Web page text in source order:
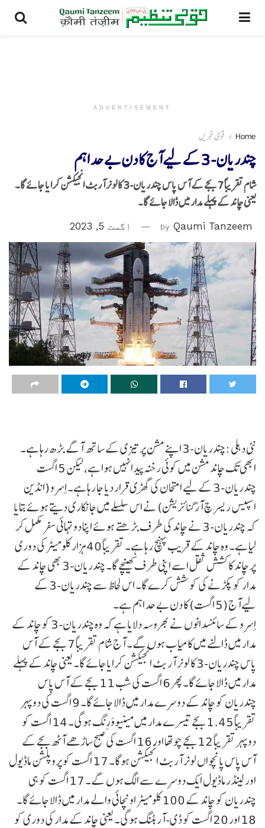
ADVERTISEMENT
Home قومی خبریں
چندریان-3 کے لیےآج کا دن بے حد اہم
شام تقریباً 7 بجے کے آس پاس چندریان-3 کا لونر آربٹ انجیکشن کرایا جائے گا۔
یعنی چاند کے پہلے مدار میں ڈالا جائے گا۔
by Qaumi Tanzeem اگست 5, 2023
نئی دہلی :چندریان-3 اپنے مشن پر تیزی کے ساتھ آگے بڑھ رہا ہے۔
ابھی تک چاند مشن میں کوئی رخنہ پیدا نہیں ہوا ہے، لیکن 5 اگست
چندریان-3 کے لیے امتحان کی گھڑی قرار دیا جا رہا ہے۔ اِسرو (انڈین
اسپیس ریسرچ آرگنائزیشن) نے اس سلسلے میں جانکاری دیتے ہوئے بتایا
کہ چندریان-3 نے چاند کی طرف بڑھتے ہوئے اپنا دو تہائی سفر مکمل کر
لیا ہے۔ وہ چاند کے قریب پہنچ رہا ہے۔ تقریباً 40 ہزار کلومیٹر کی دوری
پر چاند کا کشش ثقل اسے اپنی طرف کھینچے گا۔ چندریان-3 بھی چاند کے
مدار کو پکڑنے کی کوشش کرے گا۔ اس لحاظ سے چندریان-3 کے
لیےآج (5 اگست) کا دن بے حد اہم ہے۔
اِسرو کے سائنسدانوں نے بھروسہ دلایا ہے کہ وہ چندریان-3 کو چاند کے
مدار میں ڈالنے میں کامیاب ہوں گے۔ آج شام تقریباً 7 بجے کے آس
پاس چندریان-3 کا لونر آربٹ انجیکشن کرایا جائے گا۔ یعنی چاند کے پہلے
مدار میں ڈالا جائے گا۔ پھر 6 اگست کی شب 11 بجے کے آس پاس
چندریان کو چاند کے دوسرے مدار میں ڈالا جائے گا۔ 9 اگست کی دوپہر
تقریباً 1.45 بجے تیسرے مدار میں مینیووَرِنگ ہوگی۔ 14 اگست کو
دوپہر تقریباً 12 بجے چوتھا اور 16 اگست کی صبح ساڑھے آٹھ بجے کے
آس پاس پانچواں لونر آربٹ انجیکشن ہوگا۔ 17 اگست کو پروپلشن ماڈیول
اور لینڈر ماڈیول ایک دوسرے سے الگ ہوں گے۔ 17 اگست کو ہی
چندریان کو چاند کے 100 کلومیٹر اونچائی والے مدار میں ڈالا جائے گا۔
18 اور 20 اگست کو ڈی-آربٹنگ ہوگی۔ یعنی چاند کے مدار کی دوری کو